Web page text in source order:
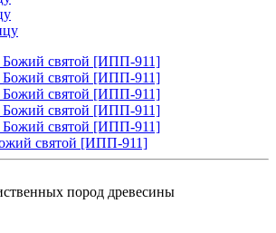
святой [ИПП-911]
пород древесины